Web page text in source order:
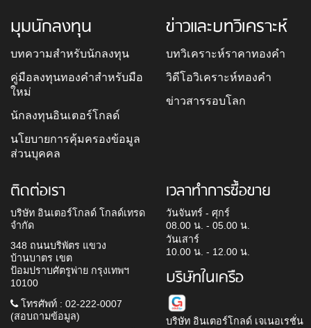
มุมนักลงทุน
บทความสำหรับนักลงทุน
คู่มือลงทุนทองคำสำหรับมือ
ใหม่
นักลงทุนอินเตอร์โกลด์
นโยบายการคุ้มครองข้อมูล
ส่วนบุคคล
ข่าวและบทวิเคราะห์
บทวิเคราะห์ราคาทองคำ
วิดีโอวิเคราะห์ทองคำ
ข่าวสารรอบโลก
ติดต่อเรา
บริษัท อินเตอร์โกลด์ โกลด์เทรด
จำกัด
348 ถนนบริพัตร แขวง
บ้านบาตร เขต
ป้อมปราบศัตรูพ่าย กรุงเทพฯ
10100
โทรศัพท์ : 02-222-0007
(สอบถามข้อมูล)
เวลาทำการซื้อขาย
วันจันทร์ - ศุกร์
08.00 น. - 05.00 น.
วันเสาร์
10.00 น. - 12.00 น.
บริษัทในเครือ
บริษัท อินเตอร์โกลด์ เจเนอเรชั่น